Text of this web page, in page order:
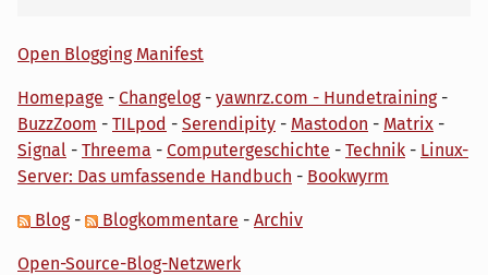
Open Blogging Manifest
Homepage - Changelog- yawnrz.com - Hundetraining-
BuzzZoom - TILpod - Serendipity - Mastodon - Matrix -
Signal - Threema - Computergeschichte - Technik - Linux-
Server: Das umfassende Handbuch - Bookwyrm
Blog- Blogkommentare - Archiv
Open-Source-Blog-Netzwerk